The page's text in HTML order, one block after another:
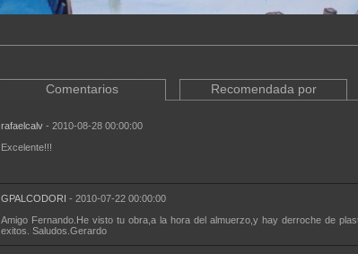
Comentarios Recomendada por
rafaelcalv- 2010-08-28 00:00:00
Excelente!!!
GPALCODORI - 2010-07-22 00:00:00
Amigo Fernando.He visto tu obra,a la hora del almuerzo,y hay derroche de
exitos. Saludos.Gerardo